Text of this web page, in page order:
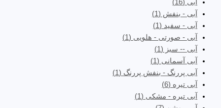
آبی (16)
آبی - بنفش (1)
آبی - سفید (1)
آبی - صورتی - هلویی (1)
آبی -- سبز (1)
آبی آسمانی (1)
آبی پررنگ - بنفش پررنگ (1)
آبی تیره (6)
آبی تیره - مشکی (1)